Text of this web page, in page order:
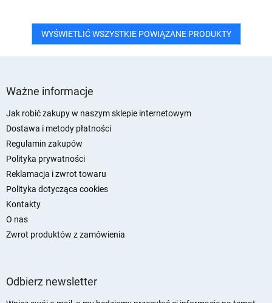
WYŚWIETLIĆ WSZYSTKIE POWIĄZANE PRODUKTY
Ważne informacje
Jak robić zakupy w naszym sklepie internetowym
Dostawa i metody płatności
Regulamin zakupów
Polityka prywatności
Reklamacja i zwrot towaru
Polityka dotycząca cookies
Kontakty
O nas
Zwrot produktów z zamówienia
Odbierz newsletter